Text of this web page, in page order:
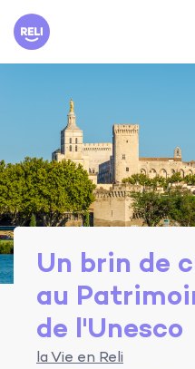
Reli
Un brin de
au
de l'Unesco
la Vie en Reli